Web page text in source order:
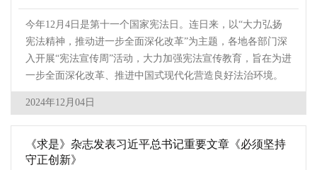
今年12月4日是第十一个国家宪法日。连日来，以“大力弘扬
宪法精神，推动进一步全面深化改革”为主题，各地各部门深
入开展“宪法宣传周”活动，大力加强宪法宣传教育，旨在为进
一步全面深化改革、推进中国式现代化营造良好法治环境。
2024年12月04日
《求是》杂志发表习近平总书记重要文章《必须坚持
守正创新》